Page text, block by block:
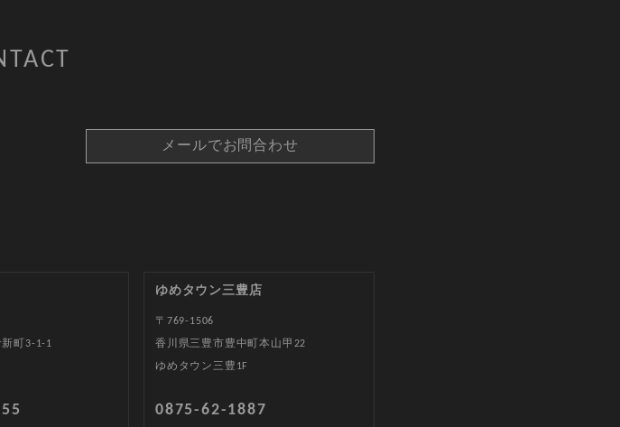
メールでお問合わせ
町3-1-1
ゆめタウン三豊店
〒769-1506
香川県三豊市豊中町本山甲22
ゆめタウン三豊1F
0875-62-1887